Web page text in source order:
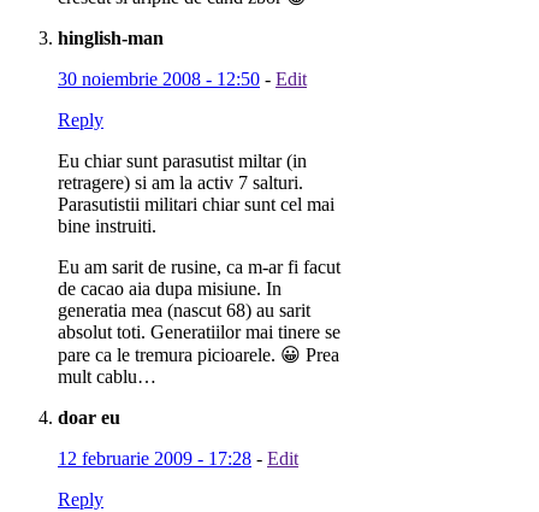
hinglish-man
30 noiembrie 2008 - 12:50 - Edit
Reply
Eu chiar sunt parasutist miltar (in
retragere) si am la activ 7 salturi.
Parasutistii militari chiar sunt cel mai
bine instruiti.
Eu am sarit de rusine, ca m-ar fi facut
de cacao aia dupa misiune. In
generatia mea (nascut 68) au sarit
absolut toti. Generatiilor mai tinere se
pare ca le tremura picioarele. 😀 Prea
mult cablu…
doar eu
12 februarie 2009 - 17:28 - Edit
Reply